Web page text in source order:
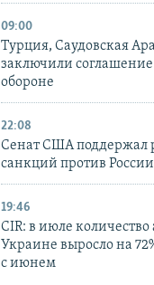
09:00
Турция, Саудовская
заключили
обороне
22:08
Сенат США поддержал
санкций против
19:46
CIR: в июле
Украине выросло на
с июнем